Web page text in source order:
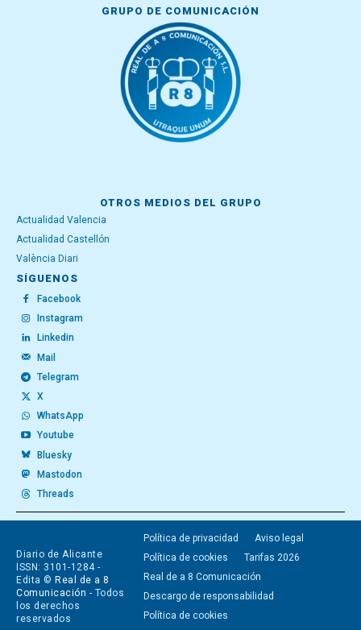
GRUPO DE COMUNICACIÓN
OTROS MEDIOS DEL GRUPO
Actualidad Valencia
Actualidad Castellón
València Diari
SÍGUENOS
Facebook
Instagram
Linkedin
Mail
Telegram
X
WhatsApp
Youtube
Bluesky
Mastodon
Threads
Diario de Alicante
ISSN: 3101-1284 -
Edita © Real de a 8
Comunicación - Todos
los derechos
reservados
Política de privacidad
Aviso legal
Política de cookies
Tarifas 2026
Real de a 8 Comunicación
Descargo de responsabilidad
Política de cookies